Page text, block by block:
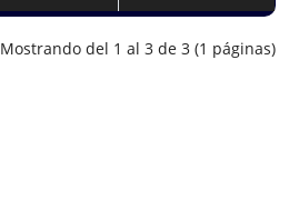
Mostrando del 1 al 3 de 3 (1 páginas)